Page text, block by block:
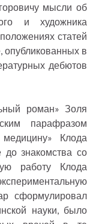
мысли об
и художника
статей
опубликованных в
дебютов
роман» Золя
парафразом
Клода
знакомства со
работу Клода
сформулировал
науки, было